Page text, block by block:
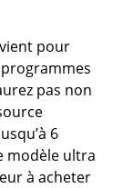
pour
pas non
6
modèle ultra
à acheter